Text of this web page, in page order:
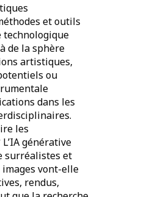
et outils
de la sphère
artistiques,
ou
dans les
les
générative
surréalistes et
vont-elle
rendus,